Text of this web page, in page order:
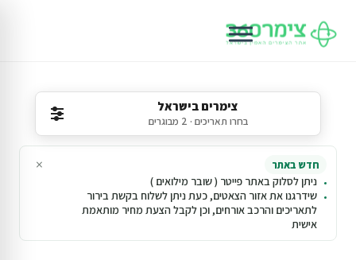
צימרים בישראל
בחרו תאריכים · 2 מבוגרים
חדש באתר
ניתן לסלוק באתר פייטר ( שובר מילואים )
שידרגנו את אזור הצאטים, כעת ניתן לשלוח בקשת בירור
לתאריכים והרכב אורחים, וכן לקבל הצעת מחיר מותאמת
אישית
×